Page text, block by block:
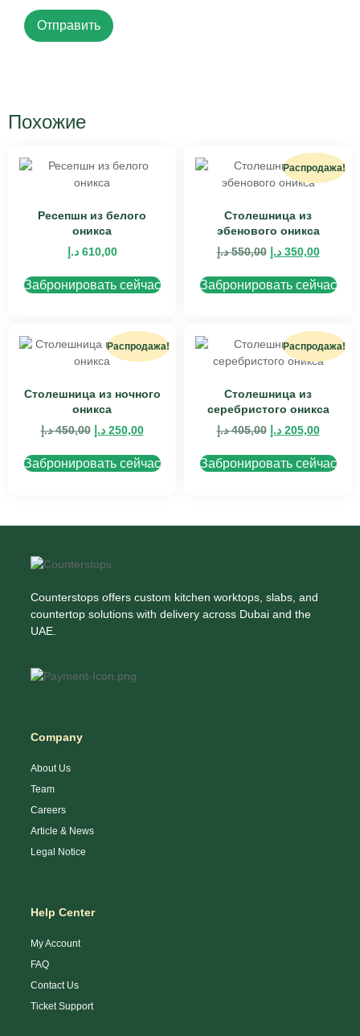
Похожие
Ресепшн из белого
оникса
610,00 د.إ
Забронировать сейчас
Распродажа!
Столешница из
эбенового оникса
550,00 د.إ 350,00 د.إ
Забронировать сейчас
Распродажа!
Столешница из ночного
оникса
450,00 د.إ 250,00 د.إ
Забронировать сейчас
Распродажа!
Столешница из
серебристого оникса
405,00 د.إ 205,00 د.إ
Забронировать сейчас
Counterstops offers custom kitchen worktops, slabs, and
countertop solutions with delivery across Dubai and the
UAE.
Company
About Us
Team
Careers
Article & News
Legal Notice
Help Center
My Account
FAQ
Contact Us
Ticket Support